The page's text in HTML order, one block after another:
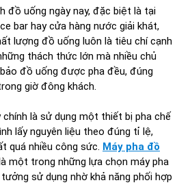
đồ uống ngày nay, đặc biệt là tại
bar hay cửa hàng nước giải khát,
lượng đồ uống luôn là tiêu chí cạnh
thách thức lớn mà nhiều chủ
đồ uống được pha đều, đúng
giờ đông khách.
chính là sử dụng một thiết bị pha chế
lấy nguyên liệu theo đúng tỉ lệ,
quá nhiều công sức. Máy pha đồ
một trong những lựa chọn máy pha
sử dụng nhờ khả năng phối hợp